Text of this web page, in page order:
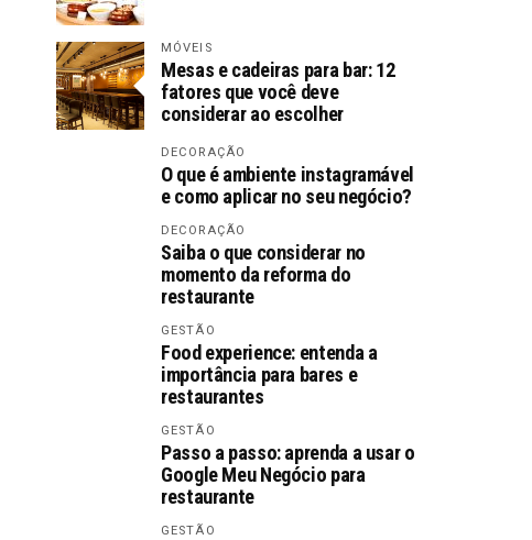
MÓVEIS
Mesas e cadeiras para bar: 12
fatores que você deve
considerar ao escolher
DECORAÇÃO
O que é ambiente instagramável
e como aplicar no seu negócio?
DECORAÇÃO
Saiba o que considerar no
momento da reforma do
restaurante
GESTÃO
Food experience: entenda a
importância para bares e
restaurantes
GESTÃO
Passo a passo: aprenda a usar o
Google Meu Negócio para
restaurante
GESTÃO